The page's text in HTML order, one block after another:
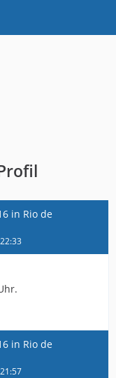
in Rio de
in Rio de